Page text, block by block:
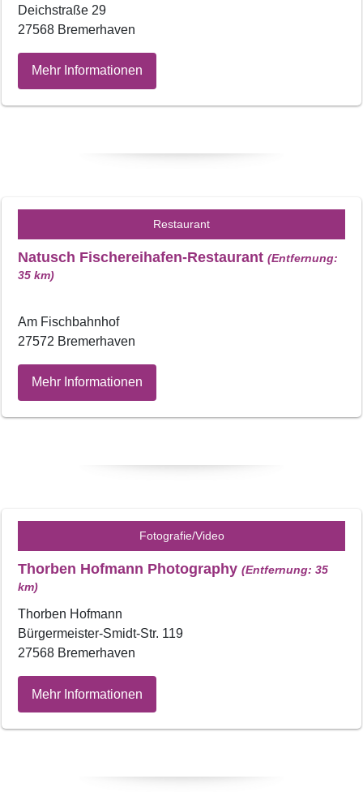
Deichstraße 29
27568 Bremerhaven
Mehr Informationen
Restaurant
Natusch Fischereihafen-Restaurant (Entfernung:
35 km)
Am Fischbahnhof
27572 Bremerhaven
Mehr Informationen
Fotografie/Video
Thorben Hofmann Photography (Entfernung: 35
km)
Thorben Hofmann
Bürgermeister-Smidt-Str. 119
27568 Bremerhaven
Mehr Informationen